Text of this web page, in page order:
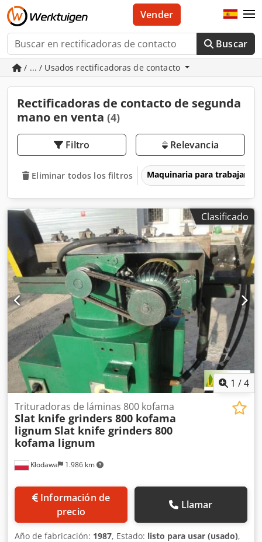
Buscar
Vender
/ ... / Usados rectificadoras de contacto
Rectificadoras de contacto de segunda
mano en venta (4)
Filtro Relevancia
Eliminar todos los filtros Maquinaria para trabajar la
Clasificado
1 /4
Kłodawa 1.986 km
Trituradoras de láminas 800 kofama
Slat knife grinders 800 kofama
lignum Slat knife grinders 800
kofama lignum
Información de
precio
Llamar
Año de fabricación: 1987, Estado: listo para usar (usado),